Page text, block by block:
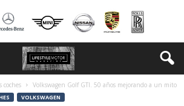
coches Volkswagen Golf GTI. 50 años mejorando a un mito
VOLKSWAGEN